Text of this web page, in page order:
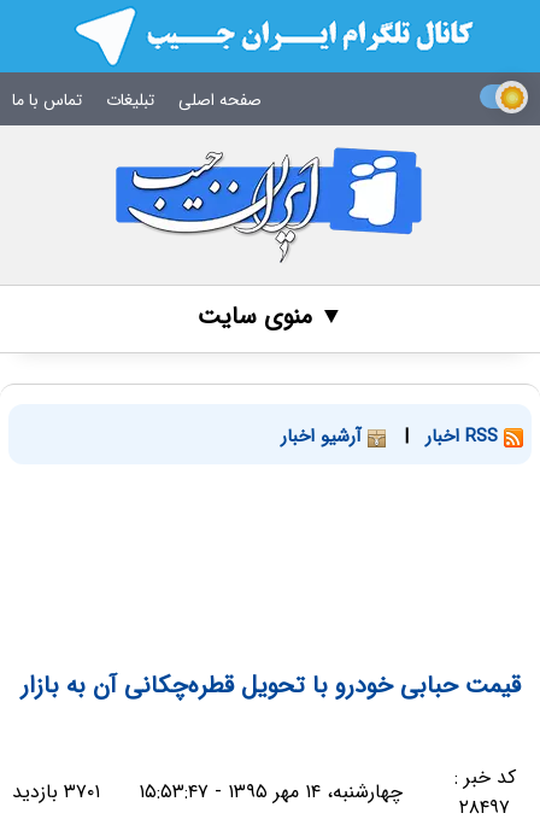
صفحه اصلی تبلیغات تماس با ما
▼ منوی سایت
| آرشیو اخبار
قیمت حبابی خودرو با تحویل قطره‌چکانی آن به بازار
کد خبر :
۲۸۴۹۷
چهارشنبه، ۱۴ مهر ۱۳۹۵ - ۱۵:۵۳:۴۷ ۳۷۰۱ بازدید